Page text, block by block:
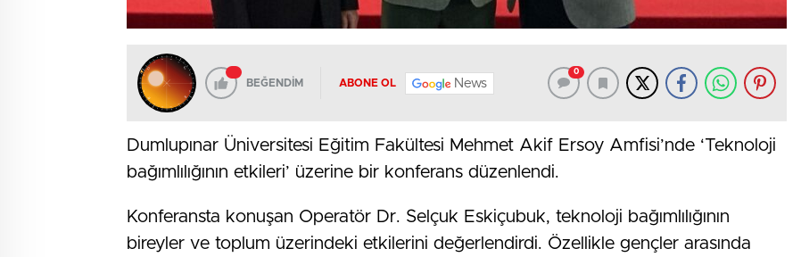
BEĞENDİM ABONE OL News
0
Dumlupınar Üniversitesi Eğitim Fakültesi Mehmet Akif Ersoy Amfisi’nde ‘Teknoloji
bağımlılığının etkileri’ üzerine bir konferans düzenlendi.
Konferansta konuşan Operatör Dr. Selçuk Eskiçubuk, teknoloji bağımlılığının
bireyler ve toplum üzerindeki etkilerini değerlendirdi. Özellikle gençler arasında